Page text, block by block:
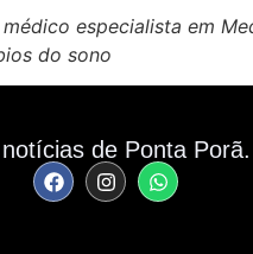
médico especialista em
do sono
de Ponta Porã.